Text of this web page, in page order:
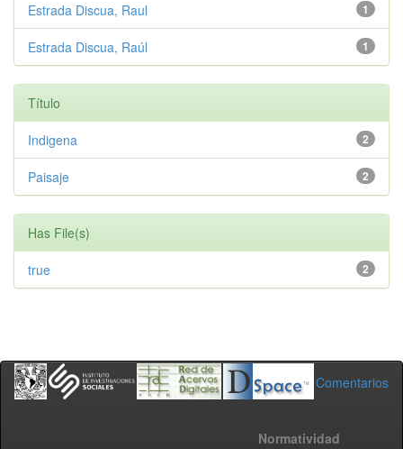
1
Estrada Discua, Raul
1
Estrada Discua, Raúl
Título
2
Indigena
2
Paisaje
Has File(s)
2
true
Comentarios
Normatividad